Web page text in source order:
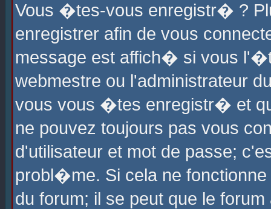
Vous �tes-vous enregistr� ?
enregistrer afin de vous
message est affich� si vous
webmestre ou l'administrateur
vous vous �tes enregistr� et
ne pouvez toujours pas vous
d'utilisateur et mot de passe;
probl�me. Si cela ne
du forum; il se peut que le